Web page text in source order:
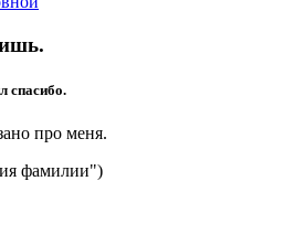
спасибо.
про меня.
фамилии")